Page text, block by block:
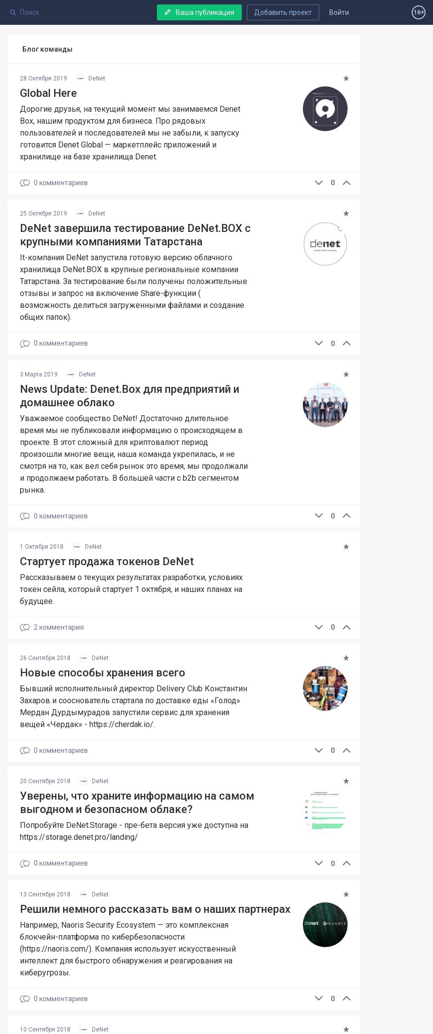
Войти
Добавить проект
Ваша публикация 16+
Блог команды
28 Октября 2019 DeNet
Global Here
Дорогие друзья, на текущий момент мы занимаемся Denet
Box, нашим продуктом для бизнеса. Про рядовых
пользователей и последователей мы не забыли, к запуску
готовится Denet Global — маркетплейс приложений и
хранилище на базе хранилища Denet.
0
0 комментариев
25 Октября 2019 DeNet
DeNet завершила тестирование DeNet.BOX с
крупными компаниями Татарстана
It-компания DeNet запустила готовую версию облачного
хранилища DeNet.BOX в крупные региональные компании
Татарстана. За тестирование были получены положительные
отзывы и запрос на включение Share-функции (
возможность делиться загруженными файлами и создание
общих папок).
0
0 комментариев
3 Марта 2019 DeNet
News Update: Denet.Box для предприятий и
домашнее облако
Уважаемое сообщество DeNet! Достаточно длительное
время мы не публиковали информацию о происходящем в
проекте. В этот сложный для криптовалют период
произошли многие вещи, наша команда укрепилась, и не
смотря на то, как вел себя рынок это время, мы продолжали
и продолжаем работать. В большей части с b2b сегментом
рынка.
0
0 комментариев
1 Октября 2018 DeNet
Стартует продажа токенов DeNet
​Рассказываем о текущих результатах разработки, условиях
токен сейла, который стартует 1 октября, и наших планах на
будущее.
0
2 комментария
26 Сентября 2018 DeNet
Новые способы хранения всего
Бывший исполнительный директор Delivery Club Константин
Захаров и сооснователь стартапа по доставке еды «Голод»
Мердан Дурдымурадов запустили сервис для хранения
вещей «Чердак» - https://cherdak.io/.
0
0 комментариев
20 Сентября 2018 DeNet
Уверены, что храните информацию на самом
выгодном и безопасном облаке?
Попробуйте DeNet.Storage - пре-бета версия уже доступна на
https://storage.denet.pro/landing/
0
0 комментариев
13 Сентября 2018 DeNet
Решили немного рассказать вам о наших партнерах
Например, Naoris Security Ecosystem — это комплексная
блокчейн-платформа по кибербезопасности
(https://naoris.com/). Компания использует искусственный
интеллект для быстрого обнаружения и реагирования на
киберугрозы.
0
0 комментариев
10 Сентября 2018 DeNet